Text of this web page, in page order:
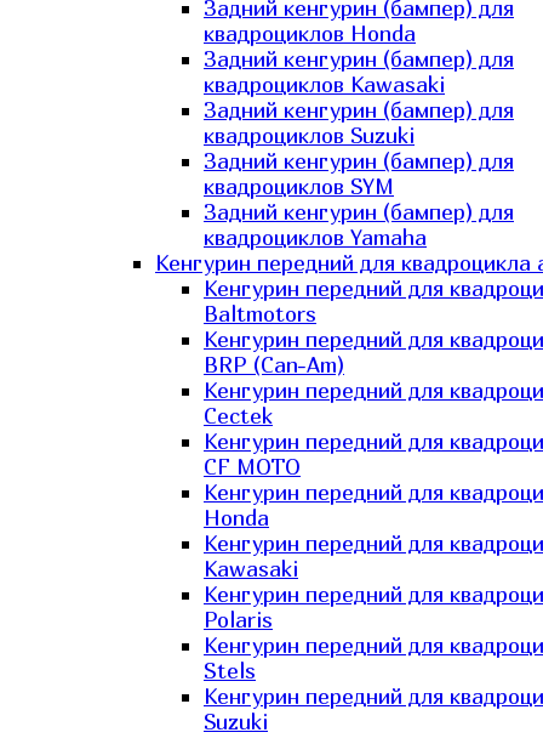
Задний кенгурин (бампер) для
квадроциклов Honda
Задний кенгурин (бампер) для
квадроциклов Kawasaki
Задний кенгурин (бампер) для
квадроциклов Suzuki
Задний кенгурин (бампер) для
квадроциклов SYM
Задний кенгурин (бампер) для
квадроциклов Yamaha
Кенгурин передний для квадроцикла
Кенгурин передний для
Baltmotors
Кенгурин передний для
BRP (Can-Am)
Кенгурин передний для
Cectek
Кенгурин передний для
CF MOTO
Кенгурин передний для
Honda
Кенгурин передний для
Kawasaki
Кенгурин передний для
Polaris
Кенгурин передний для
Stels
Кенгурин передний для
Suzuki